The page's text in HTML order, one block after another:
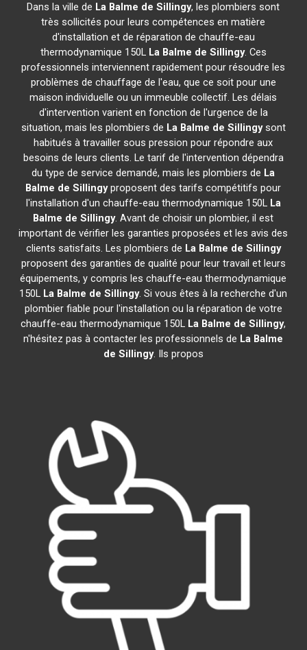
Dans la ville de La Balme de Sillingy, les plombiers sont
très sollicités pour leurs compétences en matière
d'installation et de réparation de chauffe-eau
thermodynamique 150L La Balme de Sillingy. Ces
professionnels interviennent rapidement pour résoudre les
problèmes de chauffage de l'eau, que ce soit pour une
maison individuelle ou un immeuble collectif. Les délais
d'intervention varient en fonction de l'urgence de la
situation, mais les plombiers de La Balme de Sillingysont
habitués à travailler sous pression pour répondre aux
besoins de leurs clients. Le tarif de l'intervention dépendra
du type de service demandé, mais les plombiers de La
Balme de Sillingyproposent des tarifs compétitifs pour
l'installation d'un chauffe-eau thermodynamique 150L La
Balme de Sillingy. Avant de choisir un plombier, il est
important de vérifier les garanties proposées et les avis des
clients satisfaits. Les plombiers de La Balme de Sillingy
proposent des garanties de qualité pour leur travail et leurs
équipements, y compris les chauffe-eau thermodynamique
150L La Balme de Sillingy. Si vous êtes à la recherche d'un
plombier fiable pour l'installation ou la réparation de votre
chauffe-eau thermodynamique 150L La Balme de Sillingy,
n'hésitez pas à contacter les professionnels de La Balme
de Sillingy. Ils propos